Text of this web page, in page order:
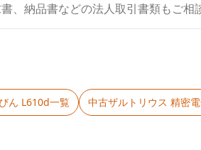
納品書などの法人取引書類もご相
ん L610d一覧 中古ザルトリウス 精密